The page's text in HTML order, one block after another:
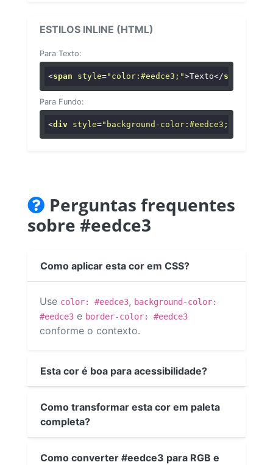
ESTILOS INLINE (HTML)
Para Texto:
<span style="color:#eedce3;">Texto</span
Para Fundo:
<div style="background-color:#eedce3;"
Perguntas frequentes
sobre #eedce3
Como aplicar esta cor em CSS?
Use color: #eedce3, background-color:
#eedce3 e border-color: #eedce3
conforme o contexto.
Esta cor é boa para acessibilidade?
Como transformar esta cor em paleta
completa?
Como converter #eedce3 para RGB e